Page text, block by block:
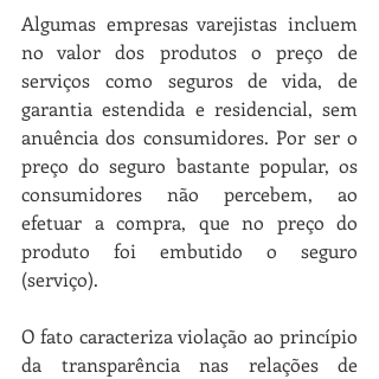
Algumas empresas varejistas incluem
no valor dos produtos o preço de
serviços como seguros de vida, de
garantia estendida e residencial, sem
anuência dos consumidores. Por ser o
preço do seguro bastante popular, os
consumidores não percebem, ao
efetuar a compra, que no preço do
produto foi embutido o seguro
(serviço).
O fato caracteriza violação ao princípio
da transparência nas relações de